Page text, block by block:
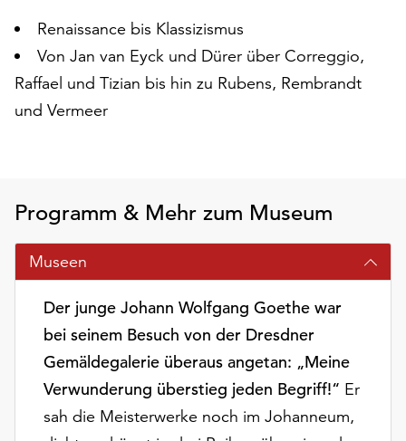
widerrufen.
Dafür
steht
Ihnen
am
Schaltfläche
„Cookie-
Einstellungen“
zur
Verfügung.
Funktionale
Cookies
werden
auch
Renaissance bis Klassizismus
Von Jan van Eyck und Dürer über Correggio,
Raffael und Tizian bis hin zu Rubens, Rembrandt
und Vermeer
Programm & Mehr zum Museum
Museen
Der junge Johann Wolfgang Goethe war
bei seinem Besuch von der Dresdner
Gemäldegalerie überaus angetan: „Meine
Verwunderung überstieg jeden Begriff!“ Er
sah die Meisterwerke noch im Johanneum,